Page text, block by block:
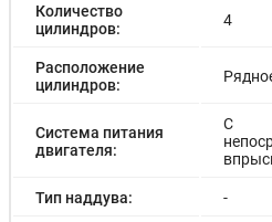
Количество
цилиндров:
4
Расположение
цилиндров:
Система питания
двигателя:
С
Тип наддува: -